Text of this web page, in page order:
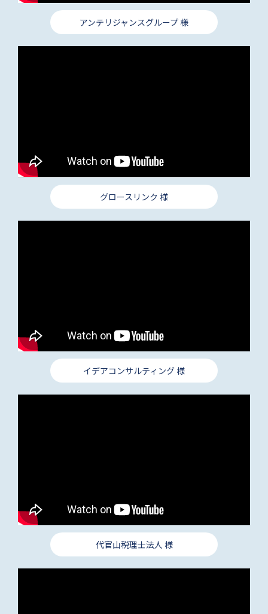
アンテリジャンスグループ 様
グロースリンク 様
イデアコンサルティング 様
代官山税理士法人 様